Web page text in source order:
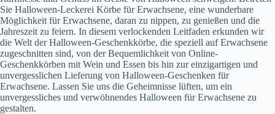
Sie Halloween-Leckerei Körbe für Erwachsene, eine wunderbare
Möglichkeit für Erwachsene, daran zu nippen, zu genießen und die
Jahreszeit zu feiern. In diesem verlockenden Leitfaden erkunden wir
die Welt der Halloween-Geschenkkörbe, die speziell auf Erwachsene
zugeschnitten sind, von der Bequemlichkeit von Online-
Geschenkkörben mit Wein und Essen bis hin zur einzigartigen und
unvergesslichen Lieferung von Halloween-Geschenken für
Erwachsene. Lassen Sie uns die Geheimnisse lüften, um ein
unvergessliches und verwöhnendes Halloween für Erwachsene zu
gestalten.